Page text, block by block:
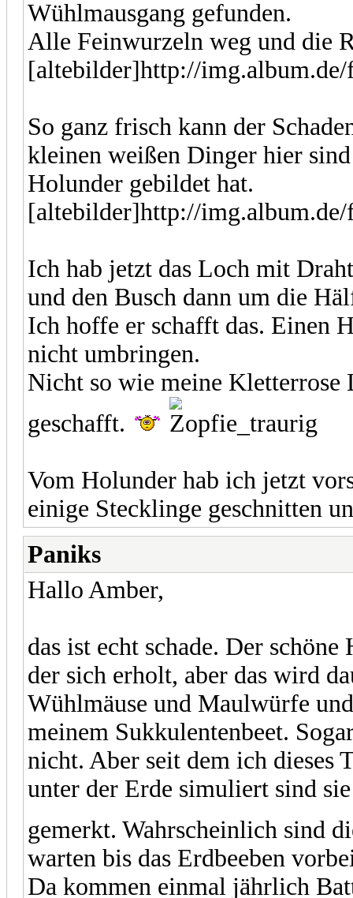
Wühlmausgang gefunden.
Alle Feinwurzeln weg und die
[altebilder]http://
So ganz frisch kann der
kleinen weißen Dinger hier
Holunder gebildet hat.
[altebilder]http://
Ich hab jetzt das Loch mit
und den Busch dann um die
Ich hoffe er schafft das. Einen
nicht umbringen.
Nicht so wie meine Kletterrose
geschafft.
Vom Holunder hab ich jetzt
einige Stecklinge geschnitten
Paniks
Hallo Amber,
das ist echt schade. Der
der sich erholt, aber das wird
Wühlmäuse und Maulwürfe
meinem Sukkulentenbeet.
nicht. Aber seit dem ich dieses
unter der Erde simuliert sind
gemerkt. Wahrscheinlich sind
warten bis das Erdbeeben
Da kommen einmal jährlich